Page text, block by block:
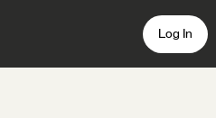
Log In